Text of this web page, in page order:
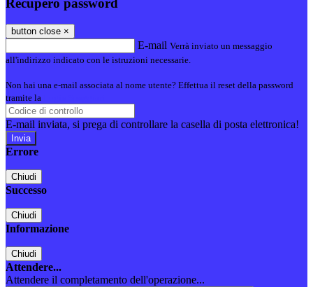
button close ×
E-mail Verrà inviato un messaggio
all'indirizzo indicato con le istruzioni necessarie.
Non hai una e-mail associata al nome utente? Effettua il reset della password
tramite la
E-mail inviata, si prega di controllare la casella di posta elettronica!
Errore
Chiudi
Successo
Chiudi
Informazione
Chiudi
Attendere...
Attendere il completamento dell'operazione...